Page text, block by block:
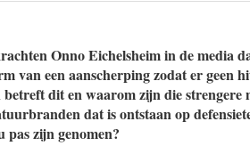
Onno Eichelsheim in de media
van een aanscherping zodat er geen
dit en waarom zijn die strengere
dat is ontstaan op
zijn genomen?